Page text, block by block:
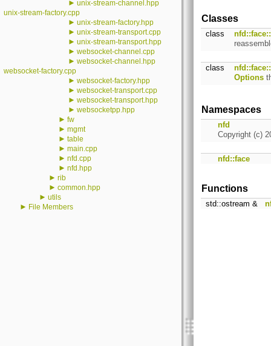
► unix-stream-channel.hpp
unix-stream-factory.cpp
► unix-stream-factory.hpp
► unix-stream-transport.cpp
► unix-stream-transport.hpp
► websocket-channel.cpp
► websocket-channel.hpp
websocket-factory.cpp
► websocket-factory.hpp
► websocket-transport.cpp
► websocket-transport.hpp
► websocketpp.hpp
► fw
► mgmt
► table
► main.cpp
► nfd.cpp
► nfd.hpp
► rib
► common.hpp
► utils
► File Members
Classes
class
class
Options
Namespaces
nfd
Copyright (c)
nfd::face
Functions
std::ostream &